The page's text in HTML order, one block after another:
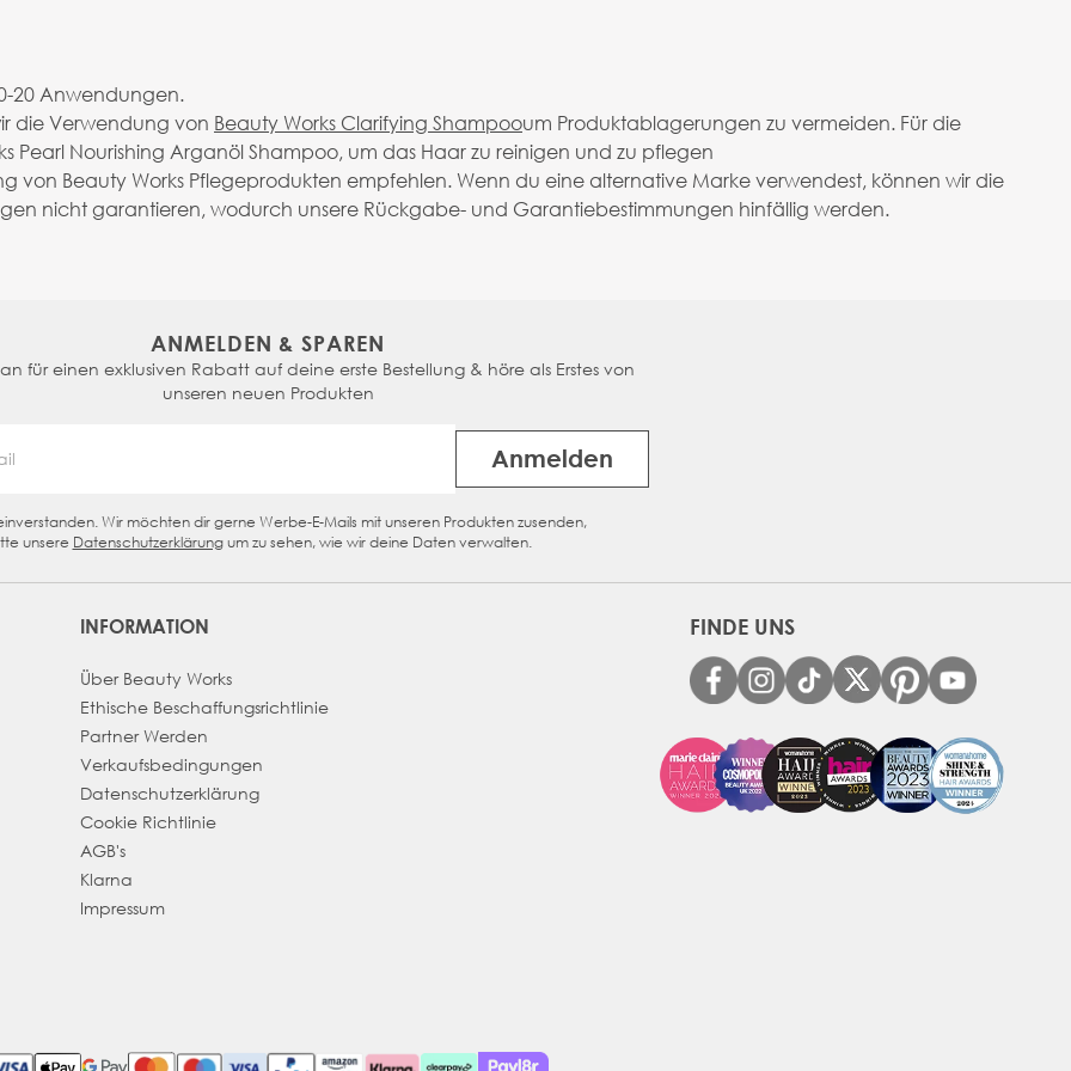
20 Anwendungen.
die Verwendung von Beauty Works Clarifying Shampooum Produktablagerungen zu vermeiden. Für die
Pearl Nourishing Arganöl Shampoo, um das Haar zu reinigen und zu pflegen
von Beauty Works Pflegeprodukten empfehlen. Wenn du eine alternative Marke verwendest, können wir die
nicht garantieren, wodurch unsere Rückgabe- und Garantiebestimmungen hinfällig werden.
ANMELDEN & SPAREN
für einen exklusiven Rabatt auf deine erste Bestellung & höre als Erstes von
unseren neuen Produkten
Anmelden
Wir möchten dir gerne Werbe-E-Mails mit unseren Produkten zusenden,
unsere Datenschutzerklärungum zu sehen, wie wir deine Daten verwalten.
INFORMATION
Über Beauty Works
Ethische Beschaffungsrichtlinie
Partner Werden
Verkaufsbedingungen
Datenschutzerklärung
Cookie Richtlinie
AGB's
Klarna
Impressum
FINDE UNS